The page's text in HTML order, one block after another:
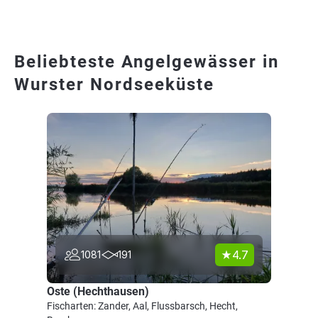
Beliebteste Angelgewässer in
Wurster Nordseeküste
1081 191 4.7
Oste (Hechthausen)
Fischarten: Zander, Aal, Flussbarsch, Hecht,